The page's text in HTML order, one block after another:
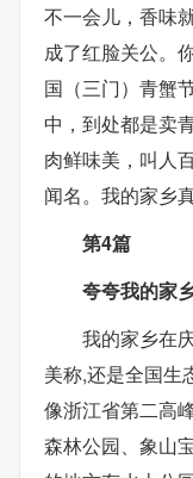
不一会儿，香味
成了红脸关公。
国（三门）青蟹
中，到处都是卖
肉鲜味美，叫人
闻名。我的家乡
第4篇
夸夸我的家
我的家乡在
美称,还是全国生
像浙江省第二高
森林公园、象山